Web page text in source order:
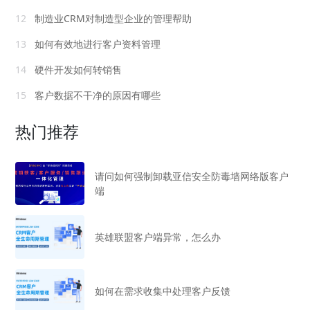
12
制造业CRM对制造型企业的管理帮助
13
如何有效地进行客户资料管理
14
硬件开发如何转销售
15
客户数据不干净的原因有哪些
热门推荐
请问如何强制卸载亚信安全防毒墙网络版客户
端
英雄联盟客户端异常，怎么办
如何在需求收集中处理客户反馈